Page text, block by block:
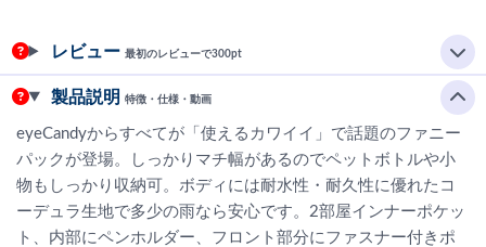
レビュー 最初のレビューで300pt
製品説明 特徴・仕様・動画
eyeCandyからすべてが「使えるカワイイ」で話題のファニー
パックが登場。しっかりマチ幅があるのでペットボトルや小
物もしっかり収納可。ボディには耐水性・耐久性に優れたコ
ーデュラ生地で多少の雨なら安心です。2部屋インナーポケッ
ト、内部にペンホルダー、フロント部分にファスナー付きポ